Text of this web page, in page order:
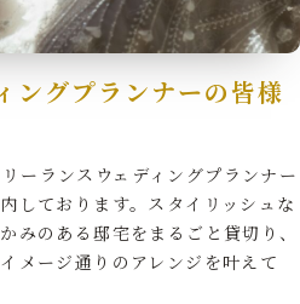
ングプランナーの皆様
ーランスウェディングプランナー
しております。スタイリッシュな
みのある邸宅をまるごと貸切り、
メージ通りのアレンジを叶えて